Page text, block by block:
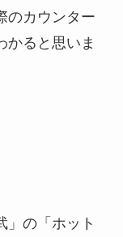
のカウンター
かると思いま
」の「ホット